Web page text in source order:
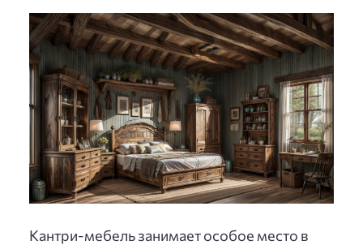
Кантри-мебель занимает особое место в